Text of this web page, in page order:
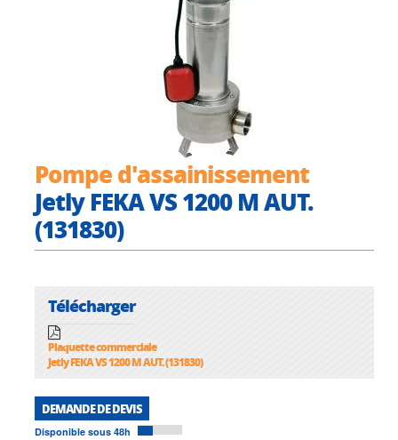
Pompe d'assainissement
Jetly FEKA VS 1200 M AUT.
(131830)
Télécharger
Plaquette commerciale
Jetly FEKA VS 1200 M AUT. (131830)
DEMANDE DE DEVIS
Disponible sous 48h